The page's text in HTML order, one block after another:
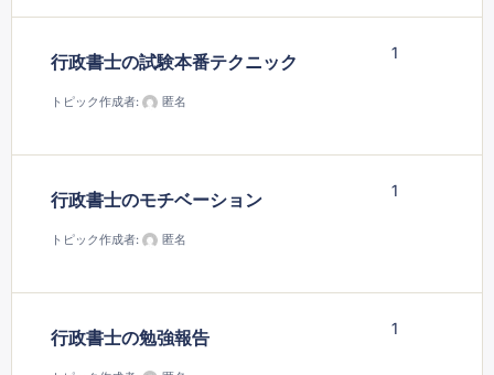
行政書士の試験本番テクニック
トピック作成者: 匿名
1
行政書士のモチベーション
トピック作成者: 匿名
1
行政書士の勉強報告 1